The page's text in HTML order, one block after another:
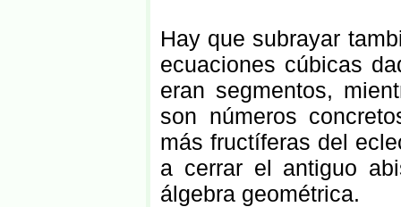
Hay que subrayar
ecuaciones cúbicas
eran segmentos,
son números
más fructíferas del
a cerrar el antiguo
álgebra geométrica.